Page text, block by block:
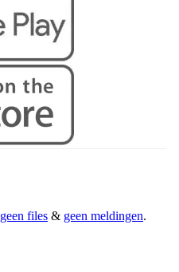
geen files & geen meldingen.